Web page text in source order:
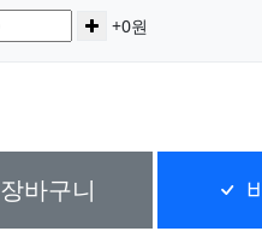
증가+0원
장바구니